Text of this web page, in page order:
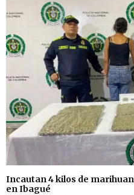
Incautan 4 kilos de
en Ibagué